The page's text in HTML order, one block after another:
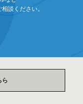
談ください。
ら